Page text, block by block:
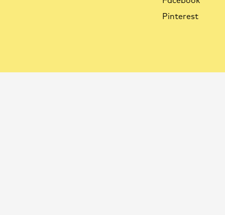
Pinterest